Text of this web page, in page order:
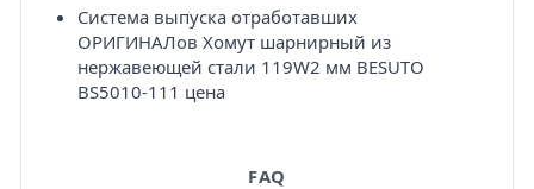
Система выпуска отработавших
ОРИГИНАЛов Хомут шарнирный из
нержавеющей стали 119W2 мм BESUTO
BS5010-111 цена
FAQ